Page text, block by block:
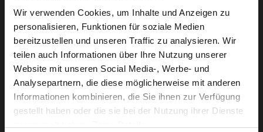
Wir verwenden Cookies, um Inhalte und Anzeigen zu
personalisieren, Funktionen für soziale Medien
bereitzustellen und unseren Traffic zu analysieren. Wir
teilen auch Informationen über Ihre Nutzung unserer
Website mit unseren Social Media-, Werbe- und
Analysepartnern, die diese möglicherweise mit anderen
Informationen kombinieren, die Sie ihnen zur Verfügung
gestellt haben oder die sie bei der Nutzung ihrer Dienste
Visiting from the United States?
For a better experience, please visit our:
US website
No, stay here